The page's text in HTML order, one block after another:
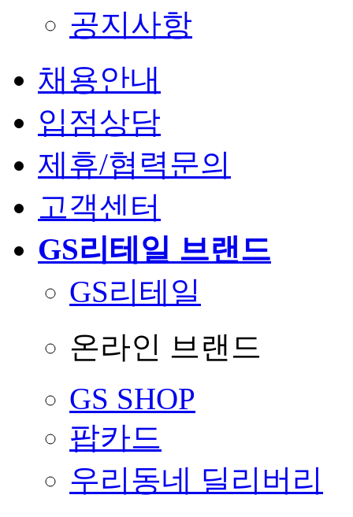
공지사항
채용안내
입점상담
제휴/협력문의
고객센터
GS리테일 브랜드
GS리테일
온라인 브랜드
GS SHOP
팝카드
우리동네 딜리버리